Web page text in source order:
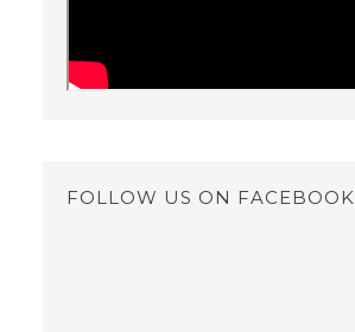
FOLLOW US ON FACEBOOK